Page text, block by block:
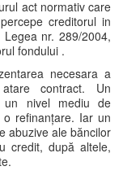
act normativ care
creditorul in
nr. 289/2004,
fondului .
necesara a
contract. Un
nivel mediu de
refinanțare. Iar un
abuzive ale băncilor
credit, după altele,